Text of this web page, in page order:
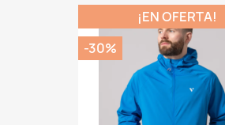
¡EN OFERTA!
-30%